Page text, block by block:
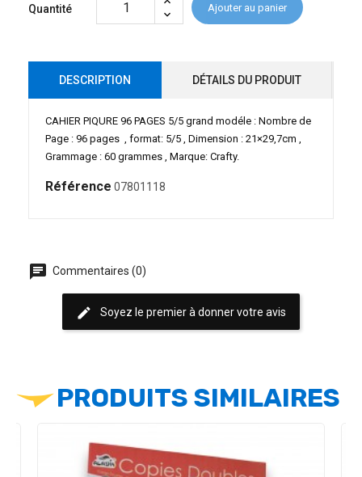
Quantité Ajouter au panier
DESCRIPTION DÉTAILS DU PRODUIT
CAHIER PIQURE 96 PAGES 5/5 grand modéle : Nombre de
Page : 96 pages , format: 5/5 , Dimension : 21×29,7cm ,
Grammage : 60 grammes , Marque: Crafty.
Référence 07801118
chat Commentaires (0)
edit Soyez le premier à donner votre avis
PRODUITS SIMILAIRES